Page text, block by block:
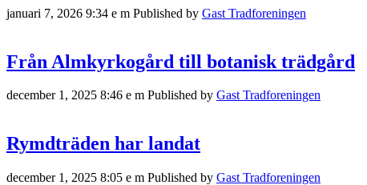
januari 7, 2026 9:34 e m Published by Gast Tradforeningen
Från Almkyrkogård till botanisk trädgård
december 1, 2025 8:46 e m Published by Gast Tradforeningen
Rymdträden har landat
december 1, 2025 8:05 e m Published by Gast Tradforeningen